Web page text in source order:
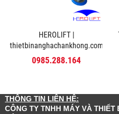
HEROLIFT |
thietbinanghachankhong.com
0985.288.164
THÔNG TIN LIÊN HỆ:
CÔNG TY TNHH MÁY VÀ THIẾT